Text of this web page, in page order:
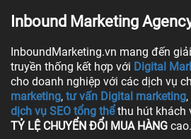
Inbound Marketing
InboundMarketing.vn mang đến
truyền thống kết hợp với Digital
cho doanh nghiệp với các dịch vụ
marketing, tư vấn Digital marketing,
dịch vụ SEO tổng thể thu hút khách
TỶ LỆ CHUYỂN ĐỔI MUA HÀNG cao.